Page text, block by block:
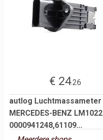
€ 24.26
autlog Luchtmassameter
MERCEDES-BENZ LM1022
0000941248,61109...